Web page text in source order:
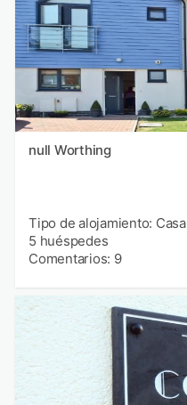
null Worthing
Tipo de alojamiento: Casa
5 huéspedes
Comentarios: 9